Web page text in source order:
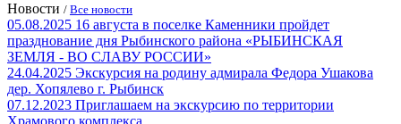
Новости / Все новости
05.08.2025 16 августа в поселке Каменники пройдет
празднование дня Рыбинского района «РЫБИНСКАЯ
ЗЕМЛЯ - ВО СЛАВУ РОССИИ»
24.04.2025 Экскурсия на родину адмирала Федора Ушакова
дер. Хопялево г. Рыбинск
07.12.2023 Приглашаем на экскурсию по территории
Храмового комплекса